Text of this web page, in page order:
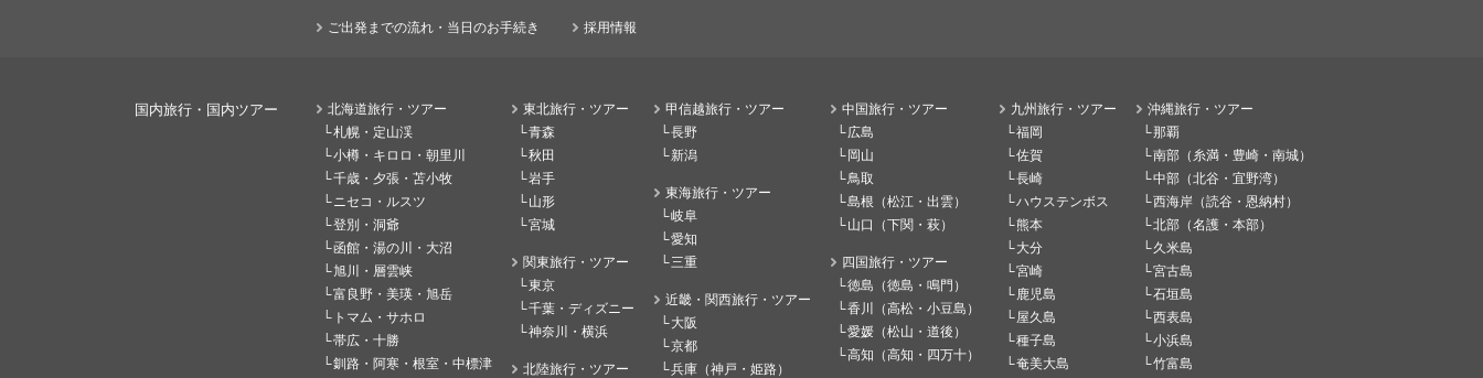
ご出発までの流れ・当日のお手続き 採用情報
国内旅行・国内ツアー
北海道旅行・ツアー
札幌・定山渓
小樽・キロロ・朝里川
千歳・夕張・苫小牧
ニセコ・ルスツ
登別・洞爺
函館・湯の川・大沼
旭川・層雲峡
富良野・美瑛・旭岳
トマム・サホロ
帯広・十勝
釧路・阿寒・根室・中標津
東北旅行・ツアー
青森
秋田
岩手
山形
宮城
関東旅行・ツアー
東京
千葉・ディズニー
神奈川・横浜
北陸旅行・ツアー
甲信越旅行・ツアー
長野
新潟
東海旅行・ツアー
岐阜
愛知
三重
近畿・関西旅行・ツアー
大阪
京都
兵庫（神戸・姫路）
中国旅行・ツアー
広島
岡山
鳥取
島根（松江・出雲）
山口（下関・萩）
四国旅行・ツアー
徳島（徳島・鳴門）
香川（高松・小豆島）
愛媛（松山・道後）
高知（高知・四万十）
九州旅行・ツアー
福岡
佐賀
長崎
ハウステンボス
熊本
大分
宮崎
鹿児島
屋久島
種子島
奄美大島
沖縄旅行・ツアー
那覇
南部（糸満・豊崎・南城）
中部（北谷・宜野湾）
西海岸（読谷・恩納村）
北部（名護・本部）
久米島
宮古島
石垣島
西表島
小浜島
竹富島